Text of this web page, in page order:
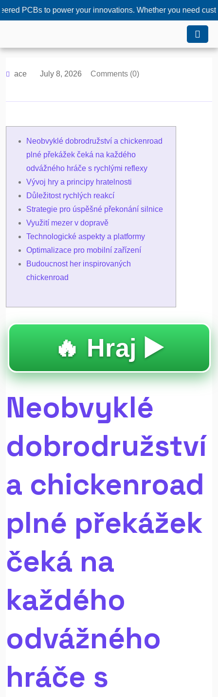
to power your innovations. Whether you need custom
ace July 8, 2026 Comments (0)
Neobvyklé dobrodružství a chickenroad
plné překážek čeká na každého
odvážného hráče s rychlými reflexy
Vývoj hry a principy hratelnosti
Důležitost rychlých reakcí
Strategie pro úspěšné překonání silnice
Využití mezer v dopravě
Technologické aspekty a platformy
Optimalizace pro mobilní zařízení
Budoucnost her inspirovaných
chickenroad
🔥 Hraj ▶️
Neobvyklé
dobrodružství
a chickenroad
plné překážek
čeká na
každého
odvážného
hráče s